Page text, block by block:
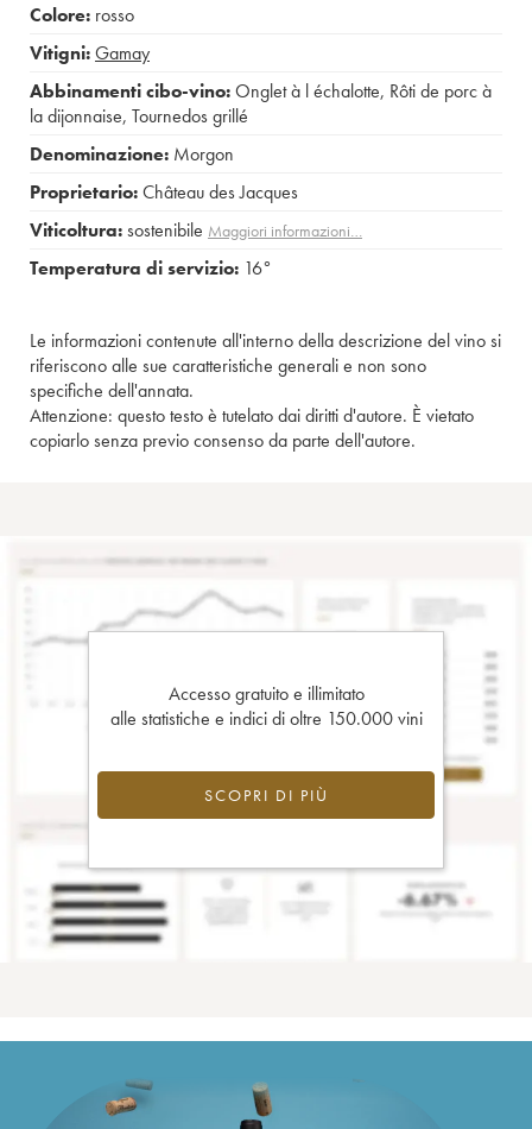
Colore: rosso
Vitigni:Gamay
Abbinamenti cibo-vino:Onglet à l échalotte, Rôti de porc à
la dijonnaise, Tournedos grillé
Denominazione: Morgon
Proprietario:Château des Jacques
Viticoltura:sostenibile Maggiori informazioni…
Temperatura di servizio: 16°
Le informazioni contenute all'interno della descrizione del vino si
riferiscono alle sue caratteristiche generali e non sono
specifiche dell'annata.
Attenzione: questo testo è tutelato dai diritti d'autore. È vietato
copiarlo senza previo consenso da parte dell'autore.
Accesso gratuito e illimitato
alle statistiche e indici di oltre 150.000 vini
SCOPRI DI PIÙ